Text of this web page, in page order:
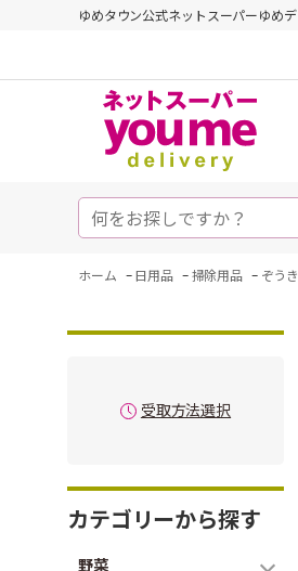
ゆめタウン公式ネットスーパーゆめ
ホーム - 日用品 - 掃除用品 - ぞう
受取方法選択
カテゴリーから探す
野菜